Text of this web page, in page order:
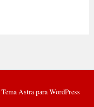
Tema Astra para WordPress